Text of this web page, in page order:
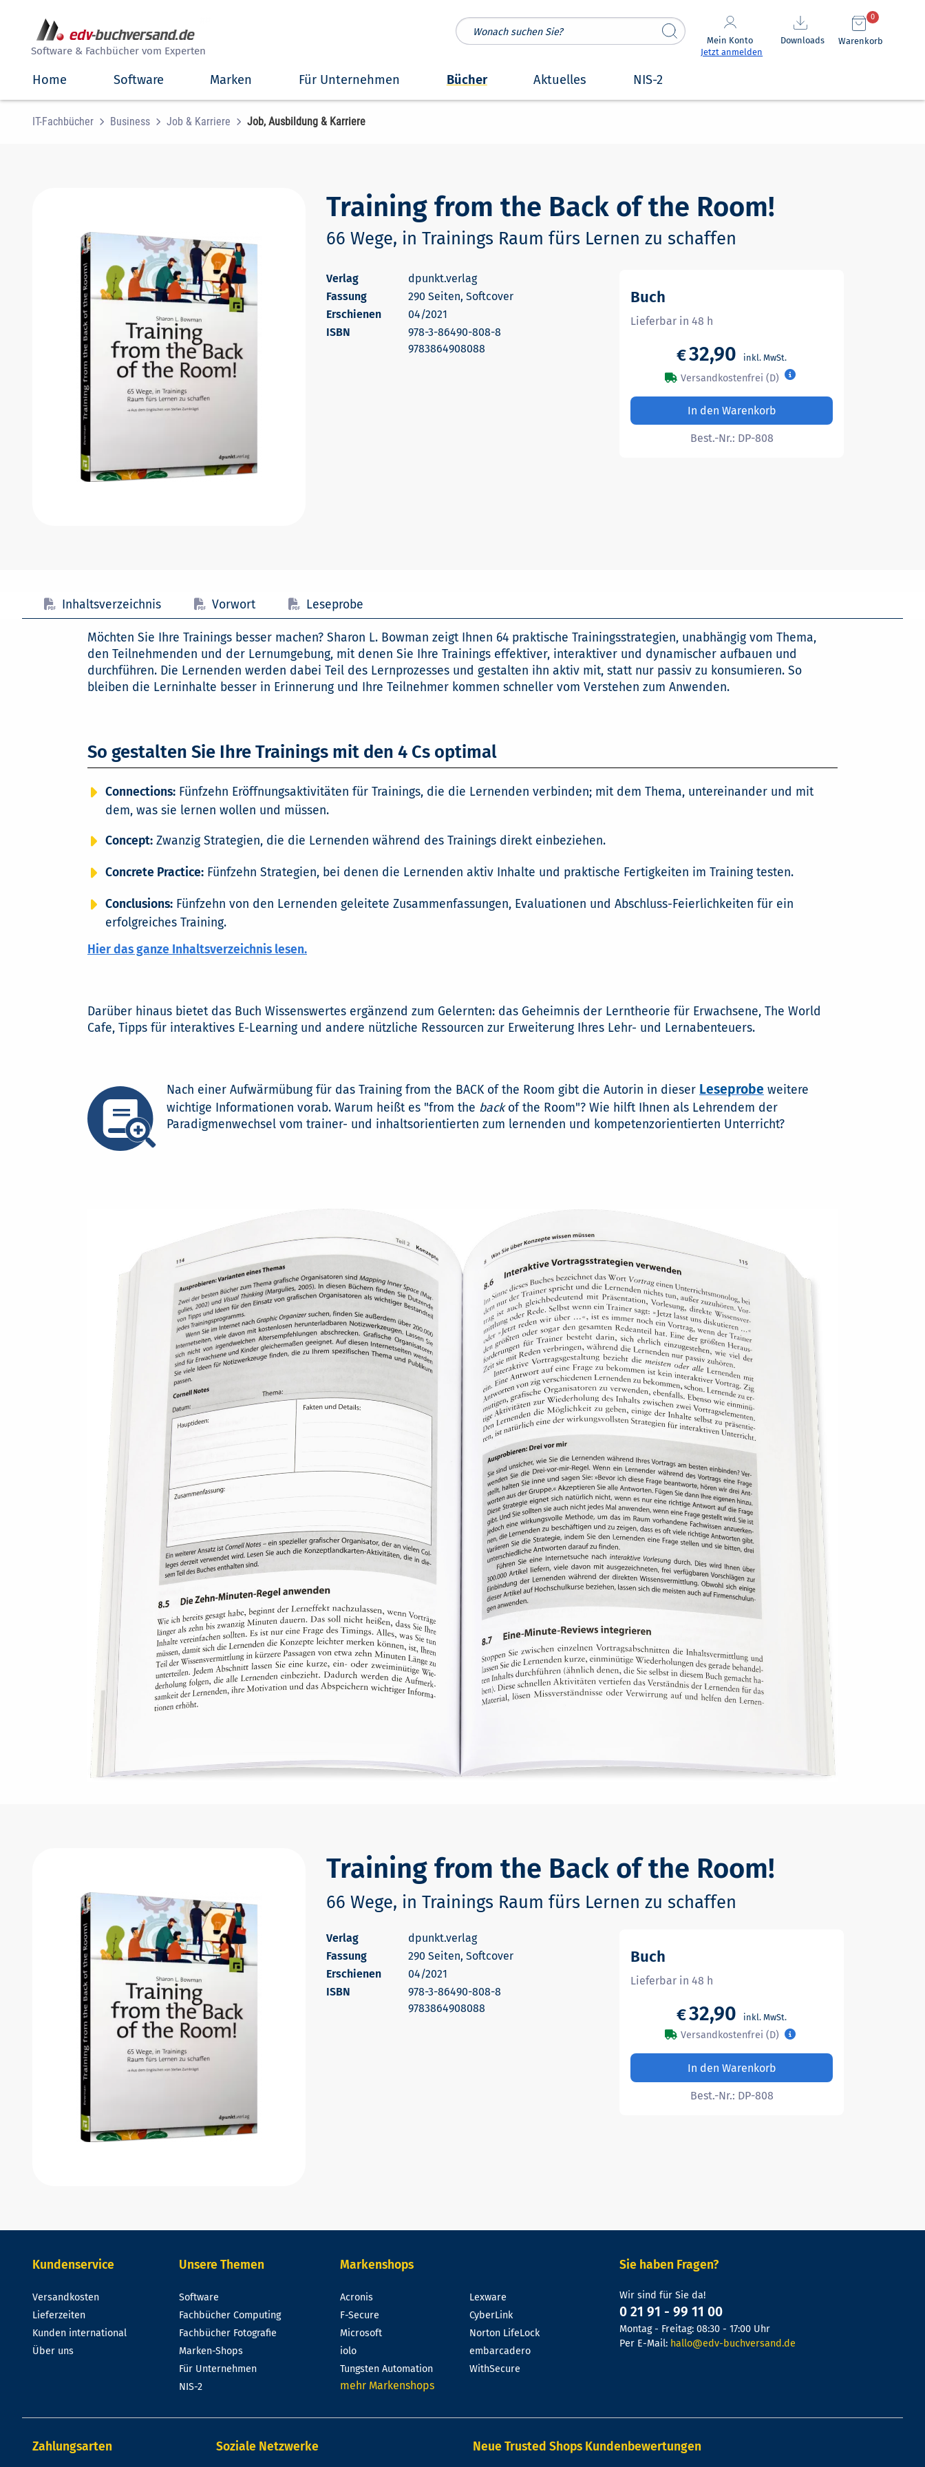
Software & Fachbücher vom Experten
Mein Konto
Jetzt anmelden
Downloads Warenkorb
0
Home Software Marken Für Unternehmen Bücher Aktuelles NIS-2
IT-Fachbücher Business Job & Karriere Job, Ausbildung & Karriere
Training from the Back of the Room!
66 Wege, in Trainings Raum fürs Lernen zu schaffen
dpunkt.verlag
290 Seiten, Softcover
Erschienen
04/2021
978-3-86490-808-8
9783864908088
Buch
Lieferbar in 48 h
€32,90
Versandkostenfrei (D)
In den Warenkorb
Best.-Nr.: DP-808
Inhaltsverzeichnis Vorwort Leseprobe
Möchten Sie Ihre Trainings besser machen? Sharon L. Bowman zeigt Ihnen 64 praktische Trainingsstrategien, unabhängig vom Thema,
den Teilnehmenden und der Lernumgebung, mit denen Sie Ihre Trainings effektiver, interaktiver und dynamischer aufbauen und
durchführen. Die Lernenden werden dabei Teil des Lernprozesses und gestalten ihn aktiv mit, statt nur passiv zu konsumieren. So
bleiben die Lerninhalte besser in Erinnerung und Ihre Teilnehmer kommen schneller vom Verstehen zum Anwenden.
So gestalten Sie Ihre Trainings mit den 4 Cs optimal
Connections:Fünfzehn Eröffnungsaktivitäten für Trainings, die die Lernenden verbinden; mit dem Thema, untereinander und mit
dem, was sie lernen wollen und müssen.
Concept:Zwanzig Strategien, die die Lernenden während des Trainings direkt einbeziehen.
Concrete Practice:Fünfzehn Strategien, bei denen die Lernenden aktiv Inhalte und praktische Fertigkeiten im Training testen.
Conclusions:Fünfzehn von den Lernenden geleitete Zusammenfassungen, Evaluationen und Abschluss-Feierlichkeiten für ein
erfolgreiches Training.
Hier das ganze Inhaltsverzeichnis lesen.
Darüber hinaus bietet das Buch Wissenswertes ergänzend zum Gelernten: das Geheimnis der Lerntheorie für Erwachsene, The World
Cafe, Tipps für interaktives E-Learning und andere nützliche Ressourcen zur Erweiterung Ihres Lehr- und Lernabenteuers.
Nach einer Aufwärmübung für das Training from the BACK of the Room gibt die Autorin in dieser Leseprobe weitere
wichtige Informationen vorab. Warum heißt es "from the backof the Room"? Wie hilft Ihnen als Lehrendem der
Paradigmenwechsel vom trainer- und inhaltsorientierten zum lernenden und kompetenzorientierten Unterricht?
Training from the Back of the Room!
66 Wege, in Trainings Raum fürs Lernen zu schaffen
dpunkt.verlag
290 Seiten, Softcover
Erschienen
04/2021
978-3-86490-808-8
9783864908088
Buch
Lieferbar in 48 h
€32,90
Versandkostenfrei (D)
In den Warenkorb
Best.-Nr.: DP-808
Kundenservice
Versandkosten
Lieferzeiten
Kunden international
Über uns
Unsere Themen
Software
Fachbücher Computing
Fachbücher Fotografie
Marken-Shops
Für Unternehmen
NIS-2
Markenshops
Acronis
F-Secure
Microsoft
iolo
Tungsten Automation
Lexware
CyberLink
Norton LifeLock
embarcadero
WithSecure
mehr Markenshops
Sie haben Fragen?
Wir sind für Sie da!
0 21 91 - 99 11 00
Montag - Freitag: 08:30 - 17:00 Uhr
Per E-Mail: hallo@edv-buchversand.de
Zahlungsarten Soziale Netzwerke Neue Trusted Shops Kundenbewertungen